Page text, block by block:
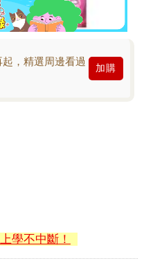
，精選周邊看過
加購
學不中斷！